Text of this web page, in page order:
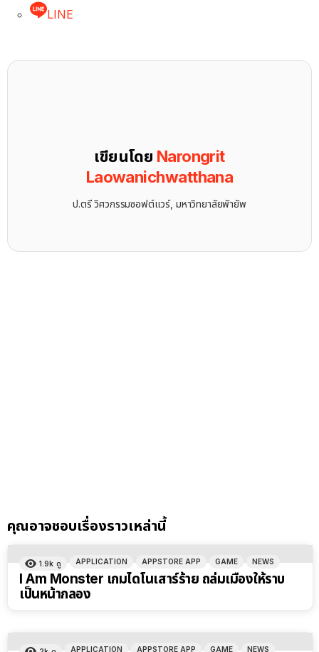
LINE
เขียนโดย Narongrit
Laowanichwatthana
ป.ตรี วิศวกรรมซอฟต์แวร์, มหาวิทยาลัยพัายัพ
คุณอาจชอบเรื่องราวเหล่านี้
1.9k ดู APPLICATION APPSTORE APP GAME NEWS
I Am Monster เกมไดโนเสาร์ร้าย ถล่มเมืองให้ราบ
เป็นหน้ากลอง
APPLICATION APPSTORE APP GAME NEWS